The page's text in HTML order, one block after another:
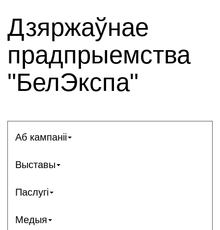
Дзяржаўнае
прадпрыемства
"БелЭкспа"
Аб кампаніі
Выставы
Паслугі
Медыя